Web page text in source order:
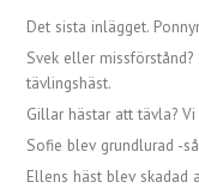
Det sista inlägget.
Svek eller
tävlingshäst.
Gillar hästar att tävla?
Sofie blev grundlurad -
Ellens häst blev skadad